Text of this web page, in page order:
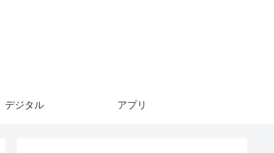
デジタル アプリ